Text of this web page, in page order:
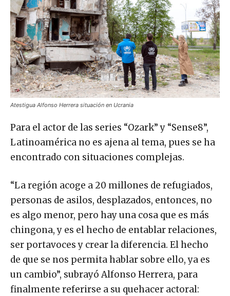
Atestigua Alfonso Herrera situación en Ucrania
Para el actor de las series “Ozark” y “Sense8”,
Latinoamérica no es ajena al tema, pues se ha
encontrado con situaciones complejas.
“La región acoge a 20 millones de refugiados,
personas de asilos, desplazados, entonces, no
es algo menor, pero hay una cosa que es más
chingona, y es el hecho de entablar relaciones,
ser portavoces y crear la diferencia. El hecho
de que se nos permita hablar sobre ello, ya es
un cambio”, subrayó Alfonso Herrera, para
finalmente referirse a su quehacer actoral: